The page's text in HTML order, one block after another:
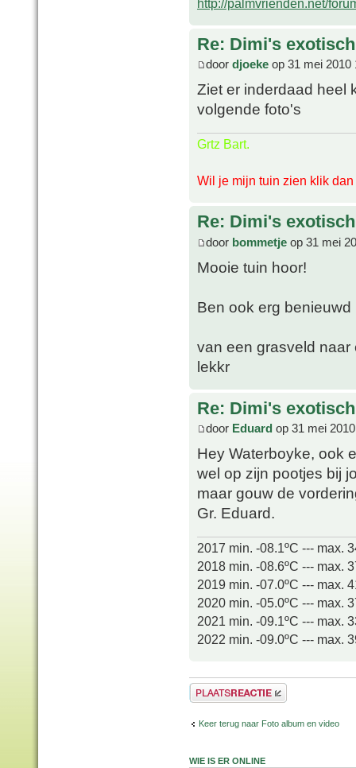
http://palmvrienden.net/
Re: Dimi's
door djoeke op 31 mei 2010
Ziet er inderdaad heel
volgende foto's
Grtz Bart.
Wil je mijn tuin zien klik dan
Re: Dimi's
door bommetje op 31 mei
Mooie tuin hoor!
Ben ook erg
van een grasveld naar
lekkr
Re: Dimi's
door Eduard op 31 mei
Hey Waterboyke, ook
wel op zijn pootjes bij
maar gouw de
Gr. Eduard.
2017 min. -08.1ºC --- max.
2018 min. -08.6ºC --- max.
2019 min. -07.0ºC --- max.
2020 min. -05.0ºC --- max.
2021 min. -09.1ºC --- max.
2022 min. -09.0ºC --- max.
Plaats een reactie
Keer terug naar Foto album en video
WIE IS ER ONLINE